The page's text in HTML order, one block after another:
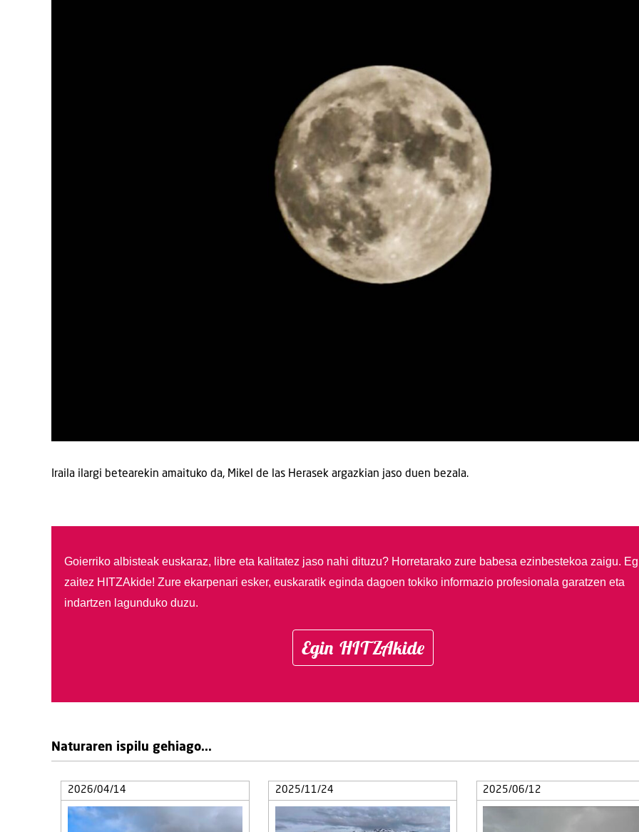
Iraila ilargi betearekin amaituko da, Mikel de las Herasek argazkian jaso duen bezala.
Goierriko albisteak euskaraz, libre eta kalitatez jaso nahi dituzu? Horretarako zure babesa ezinbestekoa zaigu.
zaitez HITZAkide! Zure ekarpenari esker, euskaratik eginda dagoen tokiko informazio profesionala garatzen eta
indartzen lagunduko duzu.
Egin HITZAkide
Naturaren ispilu gehiago...
2026/04/14 2025/11/24 2025/06/12